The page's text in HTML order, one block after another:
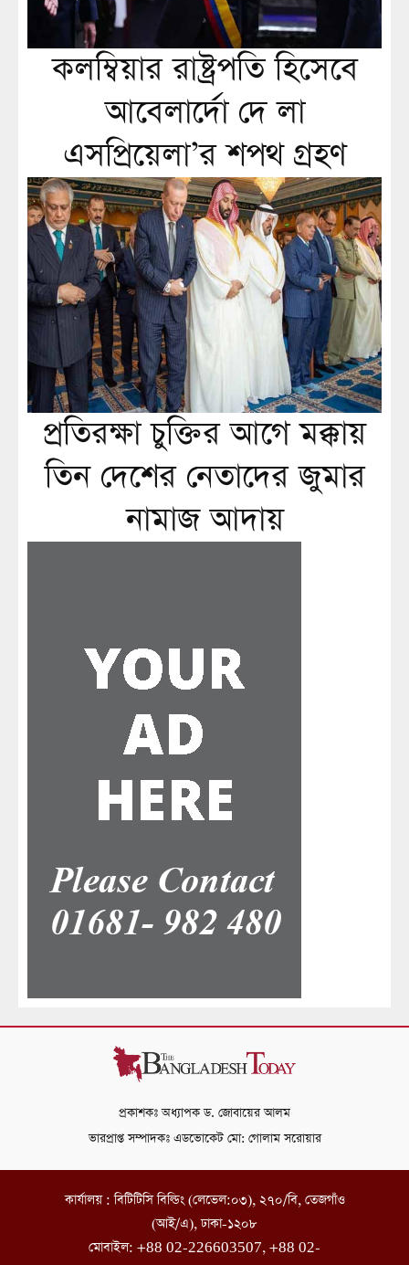
কলম্বিয়ার রাষ্ট্রপতি হিসেবে
আবেলার্দো দে লা
এসপ্রিয়েলা’র শপথ গ্রহণ
প্রতিরক্ষা চুক্তির আগে মক্কায়
তিন দেশের নেতাদের জুমার
নামাজ আদায়
প্রকাশকঃ অধ্যাপক ড. জোবায়ের আলম
ভারপ্রাপ্ত সম্পাদকঃ এডভোকেট মো: গোলাম সরোয়ার
কার্যালয় : বিটিটিসি বিল্ডিং (লেভেল:০৩), ২৭০/বি, তেজগাঁও
(আই/এ), ঢাকা-১২০৮
মোবাইল: +88 02-226603507, +88 02-